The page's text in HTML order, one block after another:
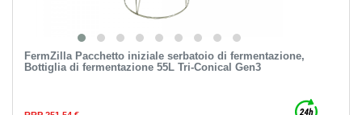
FermZilla Pacchetto iniziale serbatoio di fermentazione,
Bottiglia di fermentazione 55L Tri-Conical Gen3